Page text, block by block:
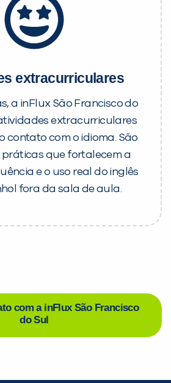
extracurriculares
a inFlux São Francisco do
extracurriculares
contato com o idioma. São
práticas que fortalecem a
e o uso real do inglês
fora da sala de aula.
com a inFlux São Francisco
do Sul